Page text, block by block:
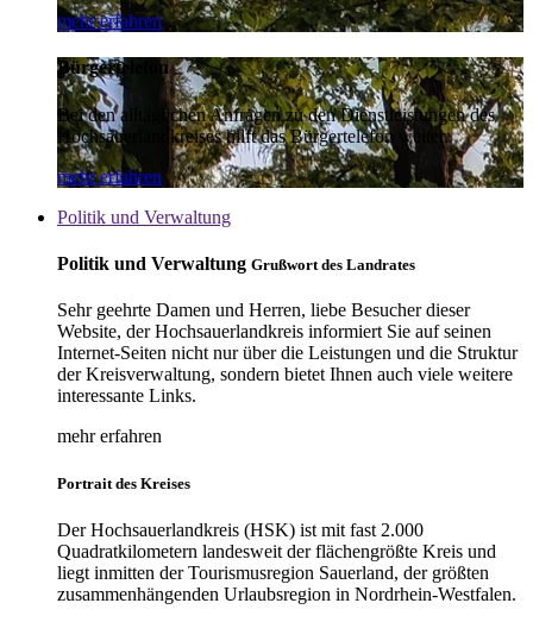
mehr erfahren
Bürgertelefon
Bei den alltäglichen Anfragen zu den Dienstleistungen des
Hochsauerlandkreises hilft das Bürgertelefon weiter.
mehr erfahren
Politik und Verwaltung
Politik und Verwaltung Grußwort des Landrates
Sehr geehrte Damen und Herren, liebe Besucher dieser
Website, der Hochsauerlandkreis informiert Sie auf seinen
Internet-Seiten nicht nur über die Leistungen und die Struktur
der Kreisverwaltung, sondern bietet Ihnen auch viele weitere
interessante Links.
mehr erfahren
Portrait des Kreises
Der Hochsauerlandkreis (HSK) ist mit fast 2.000
Quadratkilometern landesweit der flächengrößte Kreis und
liegt inmitten der Tourismusregion Sauerland, der größten
zusammenhängenden Urlaubsregion in Nordrhein-Westfalen.